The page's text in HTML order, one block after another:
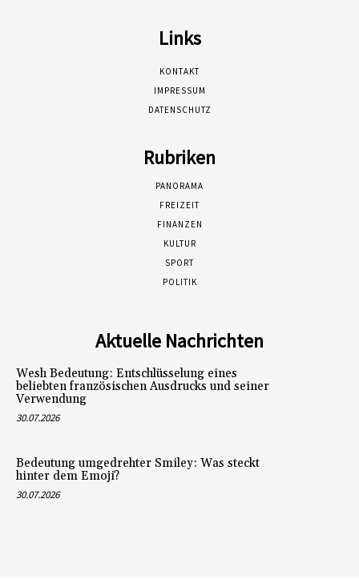
Links
KONTAKT
IMPRESSUM
DATENSCHUTZ
Rubriken
PANORAMA
FREIZEIT
FINANZEN
KULTUR
SPORT
POLITIK
Aktuelle Nachrichten
Wesh Bedeutung: Entschlüsselung eines
beliebten französischen Ausdrucks und seiner
Verwendung
30.07.2026
Bedeutung umgedrehter Smiley: Was steckt
hinter dem Emoji?
30.07.2026